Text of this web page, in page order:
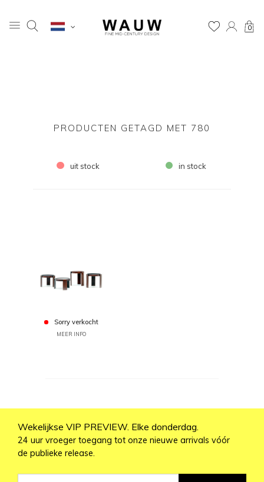
0
PRODUCTEN GETAGD MET 780
uit stock in stock
Sorry verkocht
MEER INFO
Wekelijkse VIP PREVIEW. Elke donderdag.
24 uur vroeger toegang tot onze nieuwe arrivals vóór
de publieke release.